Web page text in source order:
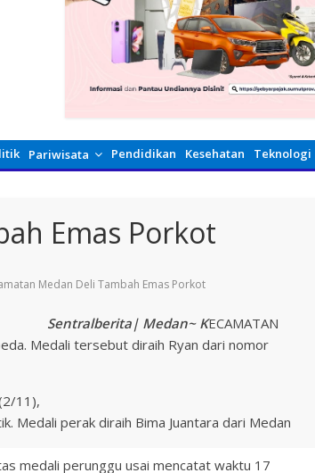
Pariwisata Pendidikan Kesehatan Teknologi
Emas Porkot
Medan Deli Tambah Emas Porkot
Sentralberita| Medan~ KECAMATAN
Medali tersebut diraih Ryan dari nomor
11),
Medali perak diraih Bima Juantara dari Medan
medali perunggu usai mencatat waktu 17